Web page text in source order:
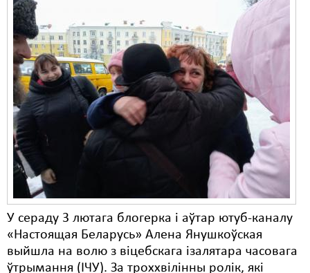
У сераду 3 лютага блогерка і аўтар ютуб-каналу
«Настоящая Беларусь» Алена Янушкоўская
выйшла на волю з віцебскага ізалятара часовага
ўтрымання (ІЧУ). За троххвілінны ролік, які
Сьмяротнае пакараньне
Экалёгія
Правы працоўных
Сацыяльныя правы